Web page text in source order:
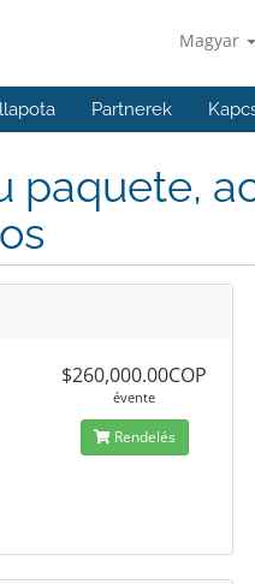
Magyar
Partnerek
paquete,
$260,000.00COP
évente
Rendelés